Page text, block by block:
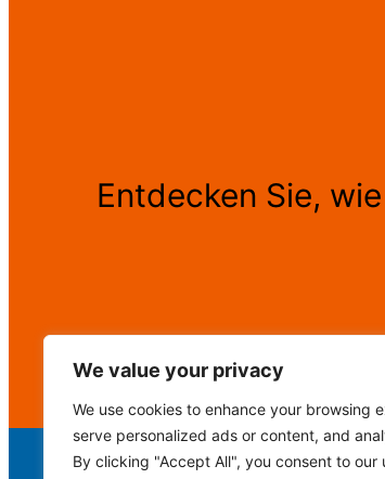
We value your privacy
We use cookies to enhance your browsing
serve personalized ads or content, and
By clicking "Accept All", you consent to our
Entdecken Sie,